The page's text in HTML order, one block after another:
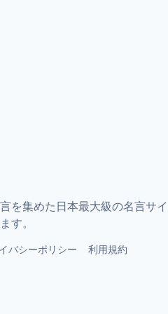
を集めた日本最大級の名言サ
す。
バシーポリシー 利用規約